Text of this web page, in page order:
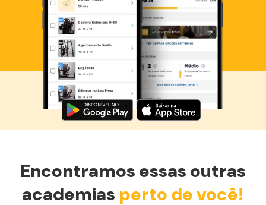
Baixe agora o Smart Fit App
Encontramos essas outras
academias perto de você!